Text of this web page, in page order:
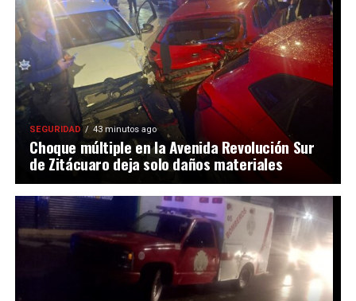
SEGURIDAD 43 minutos ago
Choque múltiple en la Avenida Revolución Sur
de Zitácuaro deja solo daños materiales